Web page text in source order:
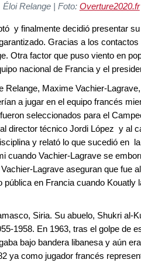
Éloi Relange | Foto: Overture2020.fr
y finalmente decidió presentar
Gracias a los
Otra factor que puso viento en
nacional de Francia y el
Relange, Maxime Vachier-
a jugar en el equipo francés
seleccionados para el
director técnico Jordi López y al
y relató lo que sucedió en
cuando Vachier-Lagrave se
Lagrave aseguran que fue
pública en Francia cuando Kouatly
Siria. Su abuelo, Shukri al-
1958. En 1963, tras el golpe de
bajo bandera libanesa y aún
ya como jugador francés